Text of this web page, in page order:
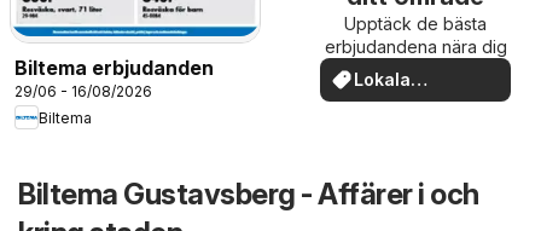
Biltema erbjudanden
29/06 - 16/08/2026
Biltema
Upptäck de bästa
erbjudandena nära dig
Lokala
erbjudanden
Biltema Gustavsberg - Affärer i och